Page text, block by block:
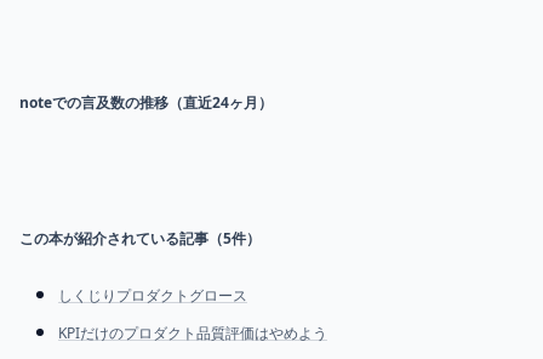
noteでの言及数の推移（直近24ヶ月）
この本が紹介されている記事（5件）
しくじりプロダクトグロース
KPIだけのプロダクト品質評価はやめよう